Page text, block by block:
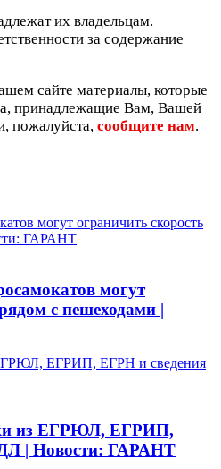
их владельцам.
за содержание
сайте материалы, которые
принадлежащие Вам, Вашей
пожалуйста, сообщите нам.
могут ограничить скорость
ГАРАНТ
могут
с пешеходами |
ЕГРИП, ЕГРН и сведения
из ЕГРЮЛ, ЕГРИП,
| Новости: ГАРАНТ